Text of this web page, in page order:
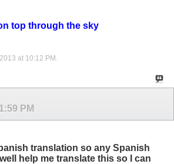
top through the sky
at 10:12 PM .
PM
translation so any Spanish
help me translate this so I can